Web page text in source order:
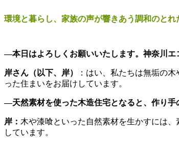
環境と暮らし、家族の声が響きあう調和のとれ
―本日はよろしくお願いいたします。神奈川エ
岸さん（以下、岸）
：はい、私たちは無垢の
った住まいをお届けしています。
―天然素材を使った木造住宅となると、作り手
岸： 木や漆喰といった自然素材を生かすには
しています。